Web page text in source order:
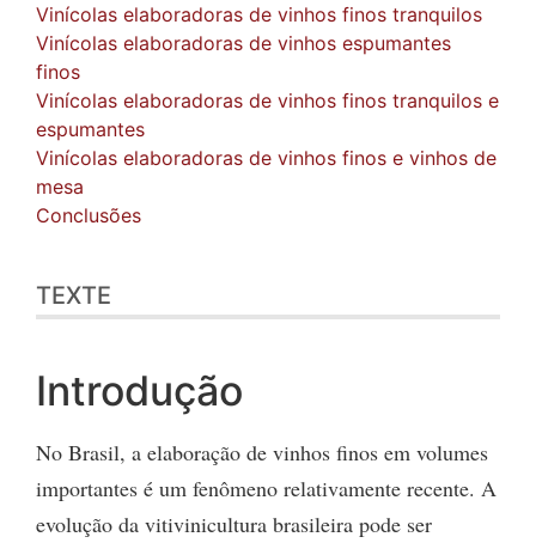
Vinícolas elaboradoras de vinhos finos tranquilos
Vinícolas elaboradoras de vinhos espumantes
finos
Vinícolas elaboradoras de vinhos finos tranquilos e
espumantes
Vinícolas elaboradoras de vinhos finos e vinhos de
mesa
Conclusões
TEXTE
Introdução
No Brasil, a elaboração de vinhos finos em volumes
importantes é um fenômeno relativamente recente. A
evolução da vitivinicultura brasileira pode ser